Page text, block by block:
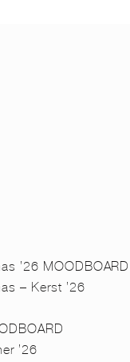
’26 MOODBOARD
– Kerst ’26
’26